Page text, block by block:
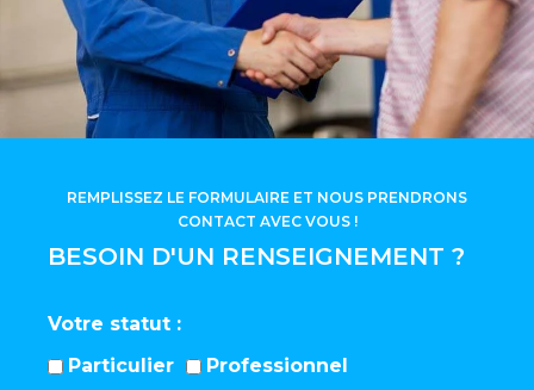
BESOIN D'UN RENSEIGNEMENT ?
REMPLISSEZ LE FORMULAIRE ET NOUS PRENDRONS
CONTACT AVEC VOUS !
Votre statut
Particulier
Professionnel